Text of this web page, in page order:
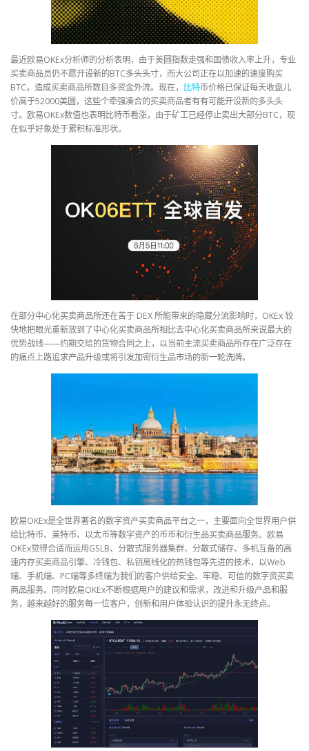
最近欧易OKEx分析师的分析表明，由于美圆指数走强和国债收入率上升，专业
买卖商品员仍不愿开设新的BTC多头头寸，而大公司正在以加速的速度购买
BTC，造成买卖商品所数目多资金外流。现在， 比特币价格已保证每天收盘儿
价高于52000美圆，这些个牵强凑合的买卖商品者有有可能开设新的多头头
寸。欧易OKEx数值也表明比特币看涨，由于矿工已经停止卖出大部分BTC，现
在似乎好象处于累积标准形状。
在部分中心化买卖商品所还在苦于 DEX 所能带来的隐藏分流影响时，OKEx 较
快地把眼光重新放到了中心化买卖商品所相比去中心化买卖商品所来说最大的
优势战线——约期交给的货物合同之上，以当前主流买卖商品所存在广泛存在
的痛点上路追求产品升级或将引发加密衍生品市场的新一轮洗牌。
欧易OKEx是全世界著名的数字资产买卖商品平台之一，主要面向全世界用户供
给比特币、莱特币、以太币等数字资产的币币和衍生品买卖商品服务。欧易
OKEx觉得合适而运用GSLB、分散式服务器集群、分散式储存、多机互备的高
速内存买卖商品引擎、冷钱包、私钥离线化的热钱包等先进的技术，以Web
端、手机端、PC端等多终端为我们的客户供给安全、牢稳、可信的数字资买卖
商品服务。同时欧易OKEx不断根据用户的建议和需求，改进和升级产品和服
务，越来越好的服务每一位客户，创新和用户体验认识的提升永无终点。